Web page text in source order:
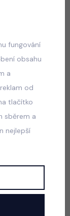
fungování
obsahu
a
od
tlačítko
sběrem a
nejlepší